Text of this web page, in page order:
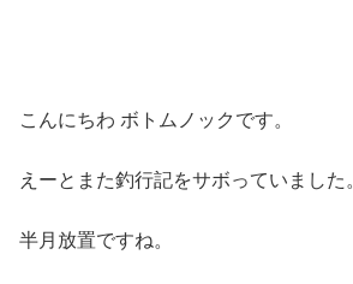
こんにちわ ボトムノックです。
えーとまた釣行記をサボっていました。
半月放置ですね。